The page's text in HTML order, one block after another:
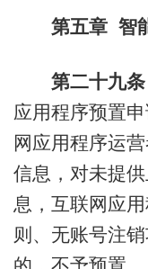
第五章 智
第二十九条
应用程序预置
网应用程序运
信息，对未提
息，互联网应
则、无账号注